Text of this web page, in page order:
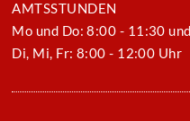
AMTSSTUNDEN
Mo und Do: 8:00 - 11:30
Di, Mi, Fr: 8:00 - 12:00 Uhr